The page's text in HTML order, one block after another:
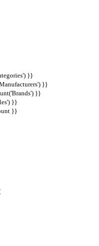
}}
}}
}}
}}
}}